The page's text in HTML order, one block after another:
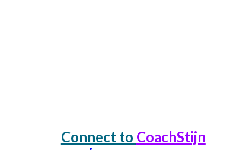
Connect to CoachStijn